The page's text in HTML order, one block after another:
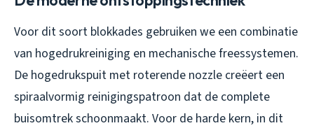
Voor dit soort blokkades gebruiken we een combinatie
van hogedrukreiniging en mechanische freessystemen.
De hogedrukspuit met roterende nozzle creëert een
spiraalvormig reinigingspatroon dat de complete
buisomtrek schoonmaakt. Voor de harde kern, in dit